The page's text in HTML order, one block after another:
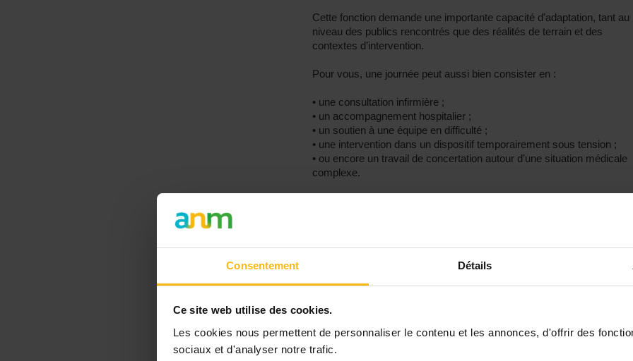
Consentement Détails
Ce site web utilise des cookies.
Les cookies nous permettent de personnaliser le contenu et les annonces, d'offrir des
sociaux et d'analyser notre trafic.
Cette fonction demande une importante capacité d’adaptation, tant au
niveau des publics rencontrés que des réalités de terrain et des
contextes d’intervention.
Pour vous, une journée peut aussi bien consister en :
• une consultation infirmière ;
• un accompagnement hospitalier ;
• un soutien à une équipe en difficulté ;
• une intervention dans un dispositif temporairement sous tension ;
• ou encore un travail de concertation autour d’une situation médicale
complexe.
de personnes en situation de grande précarité ou en demande de
protection internationale.
contextes multiples et découvrez une grande diversité de publics, de
réalités sociales et de situations médicales.
• Une réelle autonomie professionnelle. Vous développez votre
capacité d’analyse, d’adaptation et de priorisation au sein d’équipes